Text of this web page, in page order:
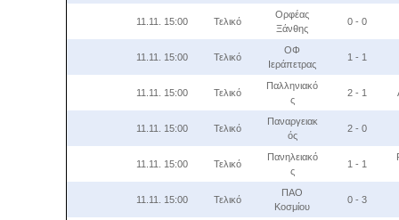
11.11. 15:00 Τελικό
Ορφέας
Ξάνθης
0 - 0
11.11. 15:00 Τελικό
ΟΦ
Ιεράπετρας
1 - 1
11.11. 15:00 Τελικό
Παλληνιακό
ς
2 - 1
11.11. 15:00 Τελικό
Παναργειακ
ός
2 - 0
11.11. 15:00 Τελικό
Πανηλειακό
ς
1 - 1
11.11. 15:00 Τελικό
ΠΑΟ
Κοσμίου
0 - 3